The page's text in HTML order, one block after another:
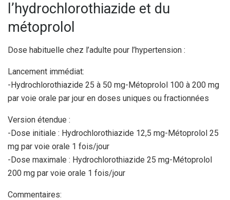
l’hydrochlorothiazide et du
métoprolol
Dose habituelle chez l’adulte pour l’hypertension :
Lancement immédiat:
-Hydrochlorothiazide 25 à 50 mg-Métoprolol 100 à 200 mg
par voie orale par jour en doses uniques ou fractionnées
Version étendue :
-Dose initiale : Hydrochlorothiazide 12,5 mg-Métoprolol 25
mg par voie orale 1 fois/jour
-Dose maximale : Hydrochlorothiazide 25 mg-Métoprolol
200 mg par voie orale 1 fois/jour
Commentaires: